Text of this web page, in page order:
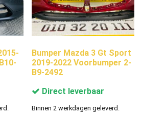
Bumper Mazda 3 Gt Sport
2019-2022 Voorbumper 2-
B9-2492
Direct leverbaar
Binnen 2 werkdagen geleverd.